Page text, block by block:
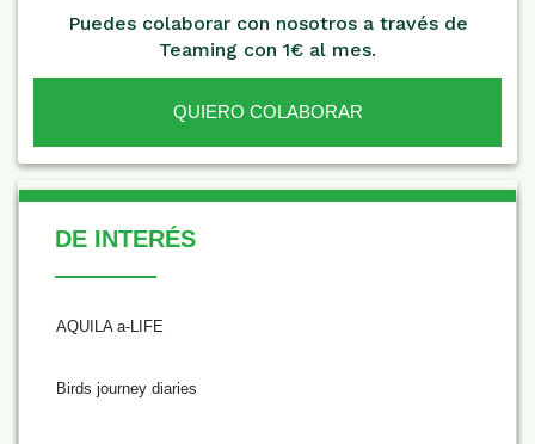
Puedes colaborar con nosotros a través de
Teaming con 1€ al mes.
QUIERO COLABORAR
De Interés
DE INTERÉS
AQUILA a-LIFE
Birds journey diaries